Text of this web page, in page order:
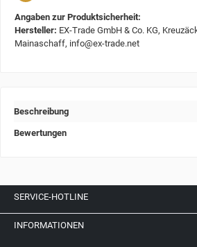
Angaben zur Produktsicherheit:
Hersteller: EX-Trade GmbH & Co. KG,
Mainaschaff, info@ex-trade.net
Beschreibung
Bewertungen
SERVICE-HOTLINE
INFORMATIONEN